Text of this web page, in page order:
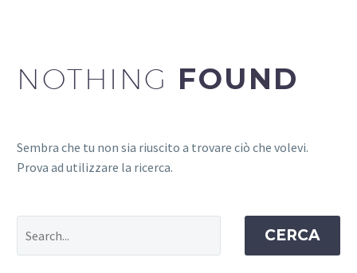
NOTHING FOUND
Sembra che tu non sia riuscito a trovare ciò che volevi.
Prova ad utilizzare la ricerca.
CERCA